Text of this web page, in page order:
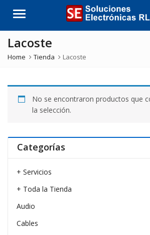
Menu
Lacoste
Home Tienda Lacoste
No se encontraron productos que
la selección.
Categorías
+ Servicios
+ Toda la Tienda
Audio
Cables